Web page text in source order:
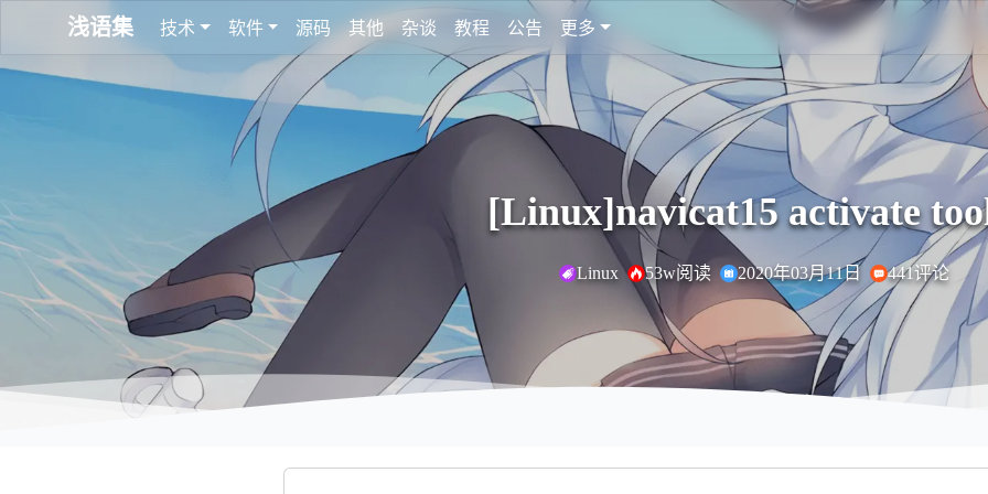
浅语集 技术 软件 源码 其他 杂谈 教程 公告 更多
[Linux]navicat15 activate
Linux 53w阅读 2020年03月11日 441评论